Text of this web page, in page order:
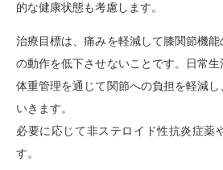
的な健康状態も考慮します。
治療目標は、痛みを軽減して膝関節機
の動作を低下させないことです。日常
体重管理を通じて関節への負担を軽減
いきます。
必要に応じて非ステロイド性抗炎症薬
す。